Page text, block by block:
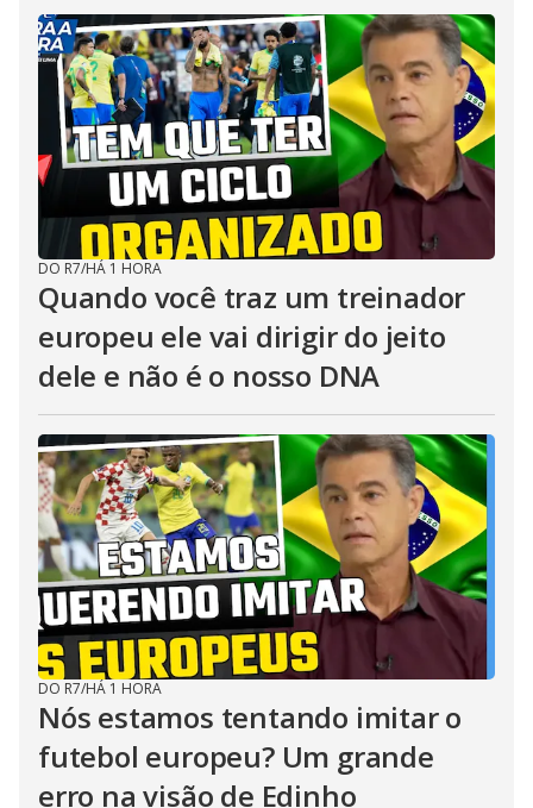
DO R7/HÁ 1 HORA
Quando você traz um treinador
europeu ele vai dirigir do jeito
dele e não é o nosso DNA
DO R7/HÁ 1 HORA
Nós estamos tentando imitar o
futebol europeu? Um grande
erro na visão de Edinho